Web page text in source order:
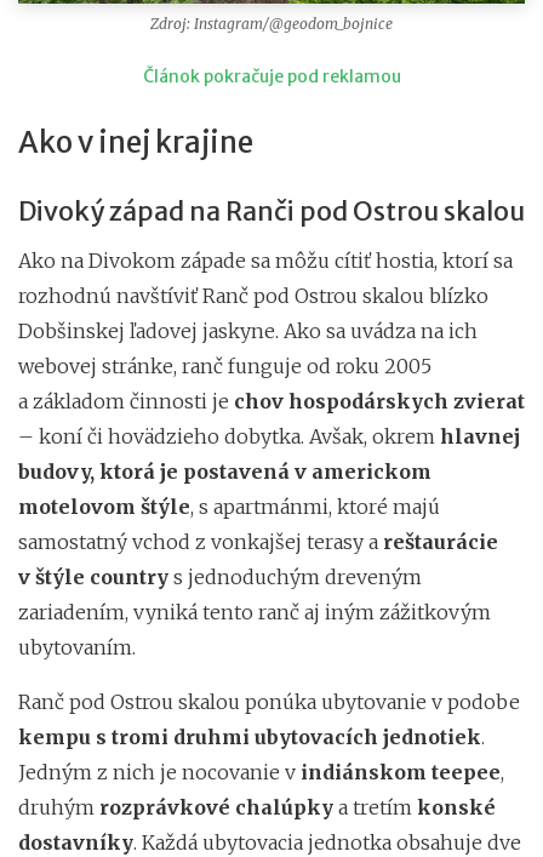
Zdroj: Instagram/@geodom_bojnice
Článok pokračuje pod reklamou
Ako v inej krajine
Divoký západ na Ranči pod Ostrou skalou
Ako na Divokom západe sa môžu cítiť hostia, ktorí sa
rozhodnú navštíviť Ranč pod Ostrou skalou blízko
Dobšinskej ľadovej jaskyne. Ako sa uvádza na ich
webovej stránke, ranč funguje od roku 2005
a základom činnosti je chov hospodárskych zvierat
– koní či hovädzieho dobytka. Avšak, okrem hlavnej
budovy, ktorá je postavená v americkom
motelovom štýle, s apartmánmi, ktoré majú
samostatný vchod z vonkajšej terasy a reštaurácie
v štýle country s jednoduchým dreveným
zariadením, vyniká tento ranč aj iným zážitkovým
ubytovaním.
Ranč pod Ostrou skalou ponúka ubytovanie v podobe
kempu s tromi druhmi ubytovacích jednotiek.
Jedným z nich je nocovanie v indiánskom teepee,
druhým rozprávkové chalúpky a tretím konské
dostavníky. Každá ubytovacia jednotka obsahuje dve